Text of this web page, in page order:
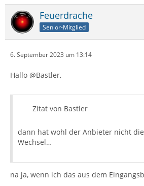
Feuerdrache
Senior-Mitglied
6. September 2023 um 13:14
Hallo @Bastler,
Zitat von Bastler
dann hat wohl der Anbieter nicht
Wechsel…
na ja, wenn ich das aus dem